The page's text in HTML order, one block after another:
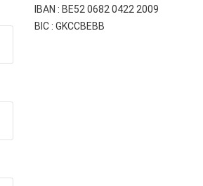
IBAN : BE52 0682 0422 2009
BIC : GKCCBEBB